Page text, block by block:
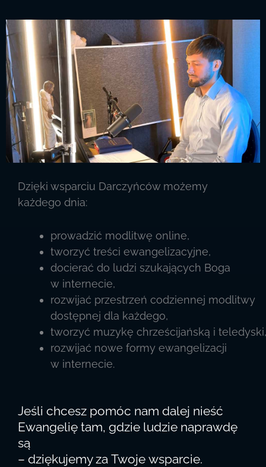
Dzięki wsparciu Darczyńców możemy
każdego dnia:
prowadzić modlitwę online,
tworzyć treści ewangelizacyjne,
docierać do ludzi szukających Boga
w internecie,
rozwijać przestrzeń codziennej modlitwy
dostępnej dla każdego,
tworzyć muzykę chrześcijańską i teledyski,
rozwijać nowe formy ewangelizacji
w internecie.
Jeśli chcesz pomóc nam dalej nieść
Ewangelię tam, gdzie ludzie naprawdę
są
– dziękujemy za Twoje wsparcie.